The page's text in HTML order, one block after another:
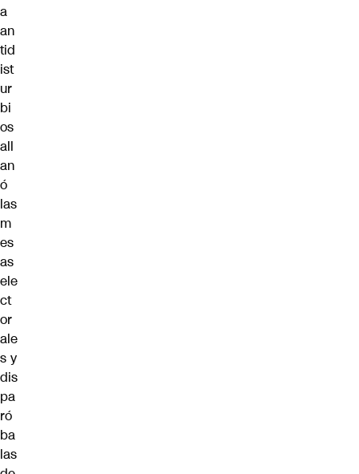
a
an
tid
ist
ur
bi
os
all
an
ó
las
m
es
as
ele
ct
or
ale
s y
dis
pa
ró
ba
las